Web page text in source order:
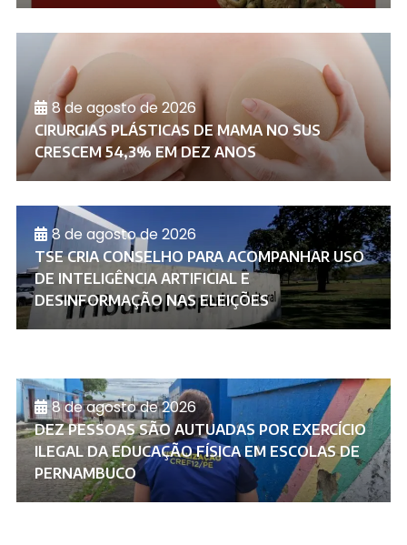
8 de agosto de 2026
CIRURGIAS PLÁSTICAS DE MAMA NO SUS
CRESCEM 54,3% EM DEZ ANOS
8 de agosto de 2026
TSE CRIA CONSELHO PARA ACOMPANHAR USO
DE INTELIGÊNCIA ARTIFICIAL E
DESINFORMAÇÃO NAS ELEIÇÕES
8 de agosto de 2026
DEZ PESSOAS SÃO AUTUADAS POR EXERCÍCIO
ILEGAL DA EDUCAÇÃO FÍSICA EM ESCOLAS DE
PERNAMBUCO